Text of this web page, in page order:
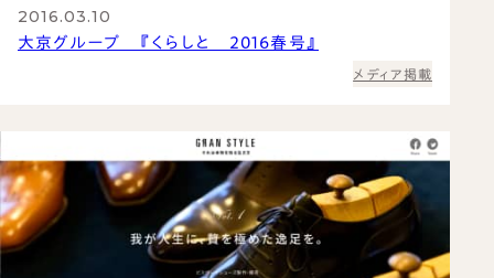
2016.03.10
大京グループ 『くらしと 2016春号』
メディア掲載